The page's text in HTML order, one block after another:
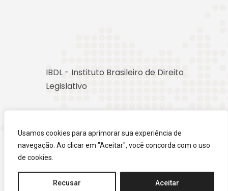
Usamos cookies para aprimorar sua experiência de
navegação. Ao clicar em "Aceitar", você concorda com o uso
de cookies.
Recusar Aceitar
IBDL - Instituto Brasileiro de Direito
Legislativo